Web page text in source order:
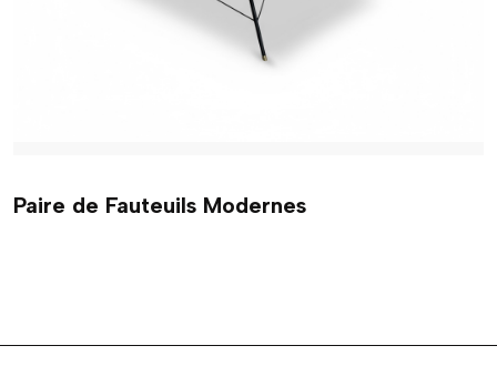
Paire de Fauteuils Modernes